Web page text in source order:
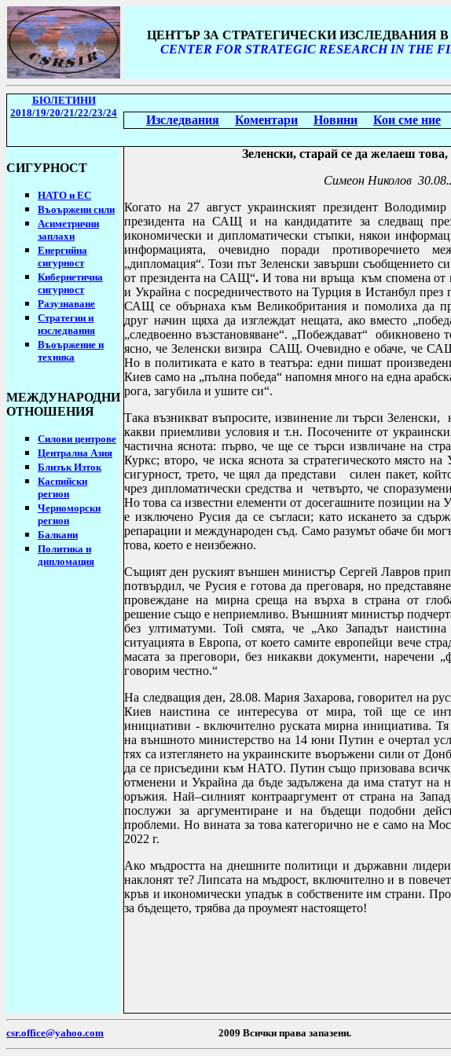
ЦЕНТЪР ЗА СТРАТЕГИЧЕСКИ
CENTER FOR STRATEGIC RESEARCH IN THE
БЮЛЕТИНИ
2018/19/20/21/22/23/24
Изследвания Коментари Новини Кои сме ние
СИГУРНОСТ
НАТО и ЕС
Въоържени сили
Асиметрични
заплахи
Енергийна
сигурност
Кибернетична
сигурност
Разузнаване
Стратегии и
изследвания
Въоържение и
техника
МЕЖДУНАРОДНИ
ОТНОШЕНИЯ
Силови центрове
Централна Азия
Близък Изток
Каспийски
регион
Черноморски
регион
Балкани
Политика и
дипломация
Зеленски, старай се да желаеш това,
Симеон Николов
Когато на 27 август украинският президент
президента на САЩ и на кандидатите за следващ
икономически и дипломатически стъпки, някои
информацията, очевидно поради противоречието
„дипломация“. Този път Зеленски завърши съобщението
от президента на САЩ“. И това ни връща към спомена от
и Украйна с посредничеството на Турция в Истанбул през
САЩ се обърнаха към Великобритания и помолиха да
друг начин щяха да изглеждат нещата, ако вместо
„следвоенно възстановяване“. „Побеждават“ обикновено
ясно, че Зеленски визира САЩ. Очевидно е обаче, че
Но в политиката е като в театъра: едни пишат
Киев само на „пълна победа“ напомня много на една
рога, загубила и ушите си“.
Така възникват въпросите, извинение ли търси
какви приемливи условия и т.н. Посочените от
частична яснота: първо, че ще се търси извличане на
Куркс; второ, че иска яснота за стратегическото място
сигурност, трето, че щял да представи силен пакет,
чрез дипломатически средства и
четвърто, че
Но това са известни елементи от досегашните позиции
е изключено Русия да се съгласи; като искането за
репарации и международен съд. Само разумът обаче би
това, което е неизбежно.
Същият ден руският външен министър Сергей Лавров
потвърдил, че Русия е готова да преговаря, но
провеждане на мирна среща на върха в страна от
решение също е неприемливо. Външният министър
без ултиматуми.
Той смята, че „Ако Западът наистина
ситуацията в Европа, от което самите европейци вече
масата за преговори, без никакви документи, наречени
говорим честно.“
На следващия ден, 28.08. Мария Захарова, говорител на
Киев наистина се интересува от мира, той ще се
инициативи - включително руската мирна инициатива.
на външното министерство на 14 юни Путин е очертал
тях са изтеглянето на украинските въоръжени сили от
да се присъедини към НАТО. Путин също призовава
отменени и Украйна да бъде задължена да има статут на
оръжия. Най–силният контрааргумент от страна на
послужи за аргументиране и на бъдещи подобни
проблеми. Но вината за това категорично не е само на
2022 г.
Ако мъдростта на днешните политици и държавни
наклонят те? Липсата на мъдрост, включително и в
кръв и икономически упадък в собствените им страни.
за бъдещето, трябва да проумеят настоящето!
csr.office@yahoo.com 2009 Всички права